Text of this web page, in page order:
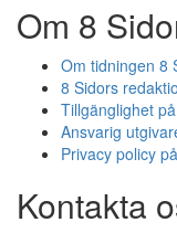
Om 8
Om tidningen 8
8 Sidors
Tillgänglighet
Ansvarig
Privacy policy
Kontakta